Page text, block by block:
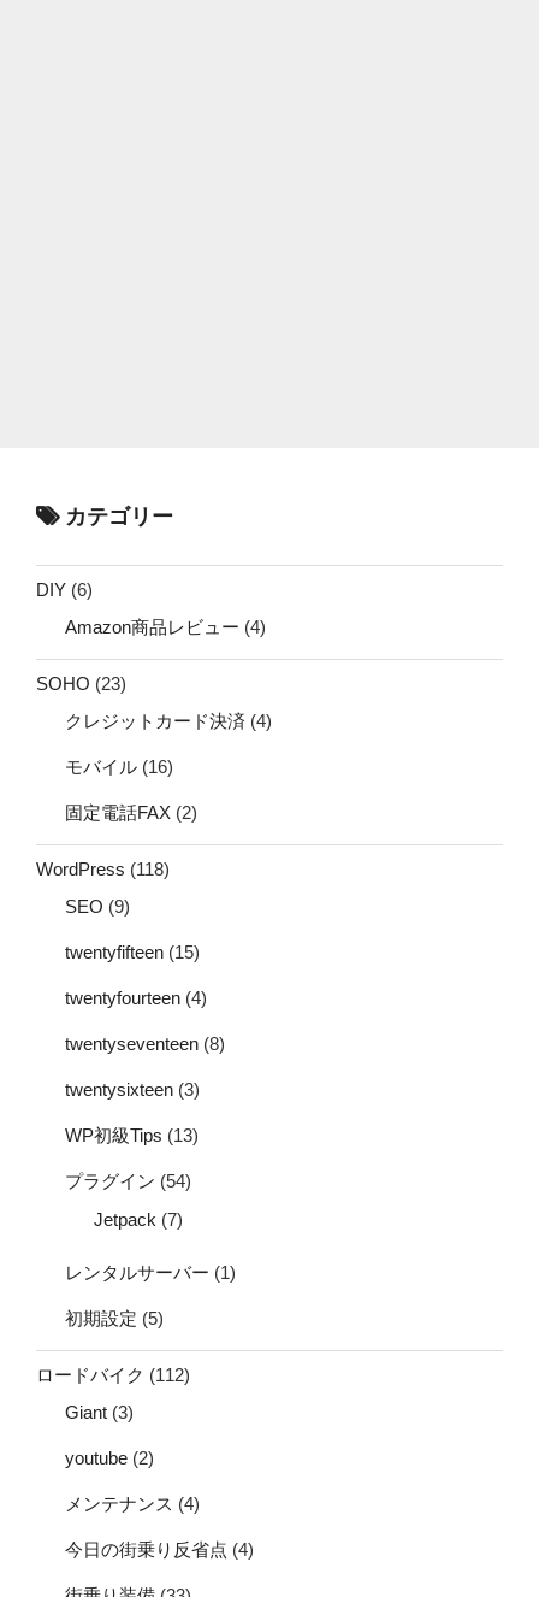
カテゴリー
DIY (6)
Amazon商品レビュー (4)
SOHO (23)
クレジットカード決済 (4)
モバイル (16)
固定電話FAX (2)
WordPress (118)
SEO (9)
twentyfifteen (15)
twentyfourteen (4)
twentyseventeen (8)
twentysixteen (3)
WP初級Tips (13)
プラグイン (54)
Jetpack (7)
レンタルサーバー (1)
初期設定 (5)
ロードバイク (112)
Giant (3)
youtube (2)
メンテナンス (4)
今日の街乗り反省点 (4)